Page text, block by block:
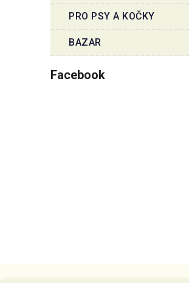
PRO PSY A KOČKY
BAZAR
Facebook